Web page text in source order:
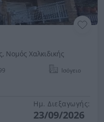
Χαλκιδικής
Ισόγειο
Ημ. Διεξαγωγής:
23/09/2026